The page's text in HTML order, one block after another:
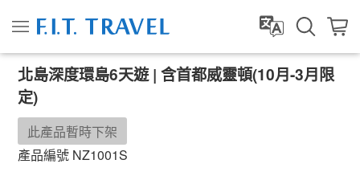
北島深度環島6天遊 | 含首都威靈頓(10月-3月限
定)
此產品暫時下架
產品編號 NZ1001S